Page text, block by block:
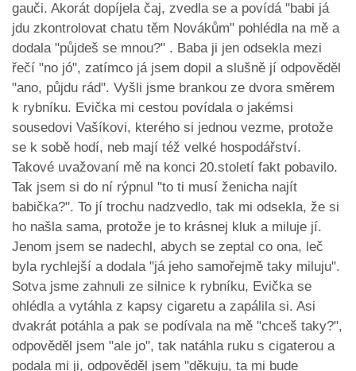
gauči. Akorát dopíjela čaj, zvedla se a povídá "babi já
jdu zkontrolovat chatu těm Novákům" pohlédla na mě a
dodala "půjdeš se mnou?" . Baba ji jen odsekla mezi
řečí "no jó", zatímco já jsem dopil a slušně jí odpověděl
"ano, půjdu rád". Vyšli jsme brankou ze dvora směrem
k rybníku. Evička mi cestou povídala o jakémsi
sousedovi Vašíkovi, kterého si jednou vezme, protože
se k sobě hodí, neb mají též velké hospodářství.
Takové uvažovaní mě na konci 20.století fakt pobavilo.
Tak jsem si do ní rýpnul "to ti musí ženicha najít
babička?". To jí trochu nadzvedlo, tak mi odsekla, že si
ho našla sama, protože je to krásnej kluk a miluje jí.
Jenom jsem se nadechl, abych se zeptal co ona, leč
byla rychlejší a dodala "já jeho samořejmě taky miluju".
Sotva jsme zahnuli ze silnice k rybníku, Evička se
ohlédla a vytáhla z kapsy cigaretu a zapálila si. Asi
dvakrát potáhla a pak se podívala na mě "chceš taky?",
odpověděl jsem "ale jo", tak natáhla ruku s cigaterou a
podala mi ji, odpověděl jsem "děkuju, ta mi bude